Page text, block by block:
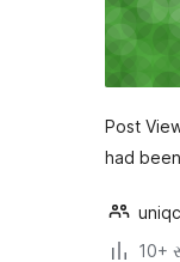
Post
had
10+